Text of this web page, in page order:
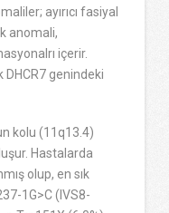
ayırıcı fasiyal
anomali,
içerir.
DHCR7 genindeki
kolu (11q13.4)
Hastalarda
olup, en sık
1G>C (IVS8-